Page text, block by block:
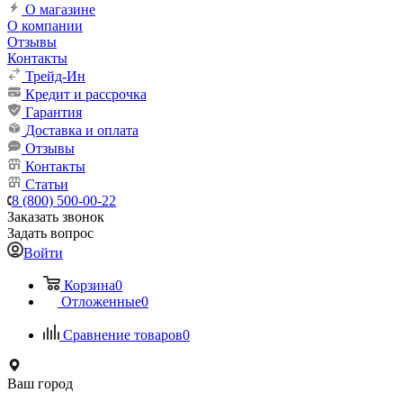
О магазине
О компании
Отзывы
Контакты
Трейд-Ин
Кредит и рассрочка
Гарантия
Доставка и оплата
Отзывы
Контакты
Статьи
8 (800) 500-00-22
Заказать звонок
Задать вопрос
Войти
Корзина0
Отложенные0
Сравнение товаров0
Ваш город